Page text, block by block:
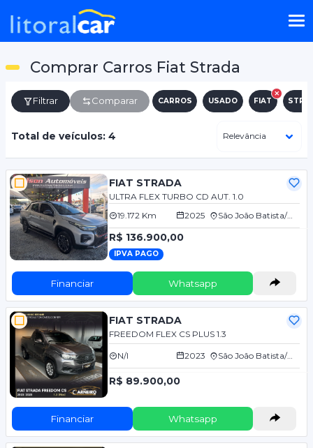
Comprar Carros Fiat Strada
Filtrar Comparar CARROS USADO FIAT
Total de veículos: 4
FIAT STRADA
ULTRA FLEX TURBO CD AUT. 1.0
19.172 Km
2025 São João Batista/SC
R$ 136.900,00
IPVA PAGO
Financiar Whatsapp
FIAT STRADA
FREEDOM FLEX CS PLUS 1.3
N/I 2023 São João Batista/SC
R$ 89.900,00
Financiar Whatsapp